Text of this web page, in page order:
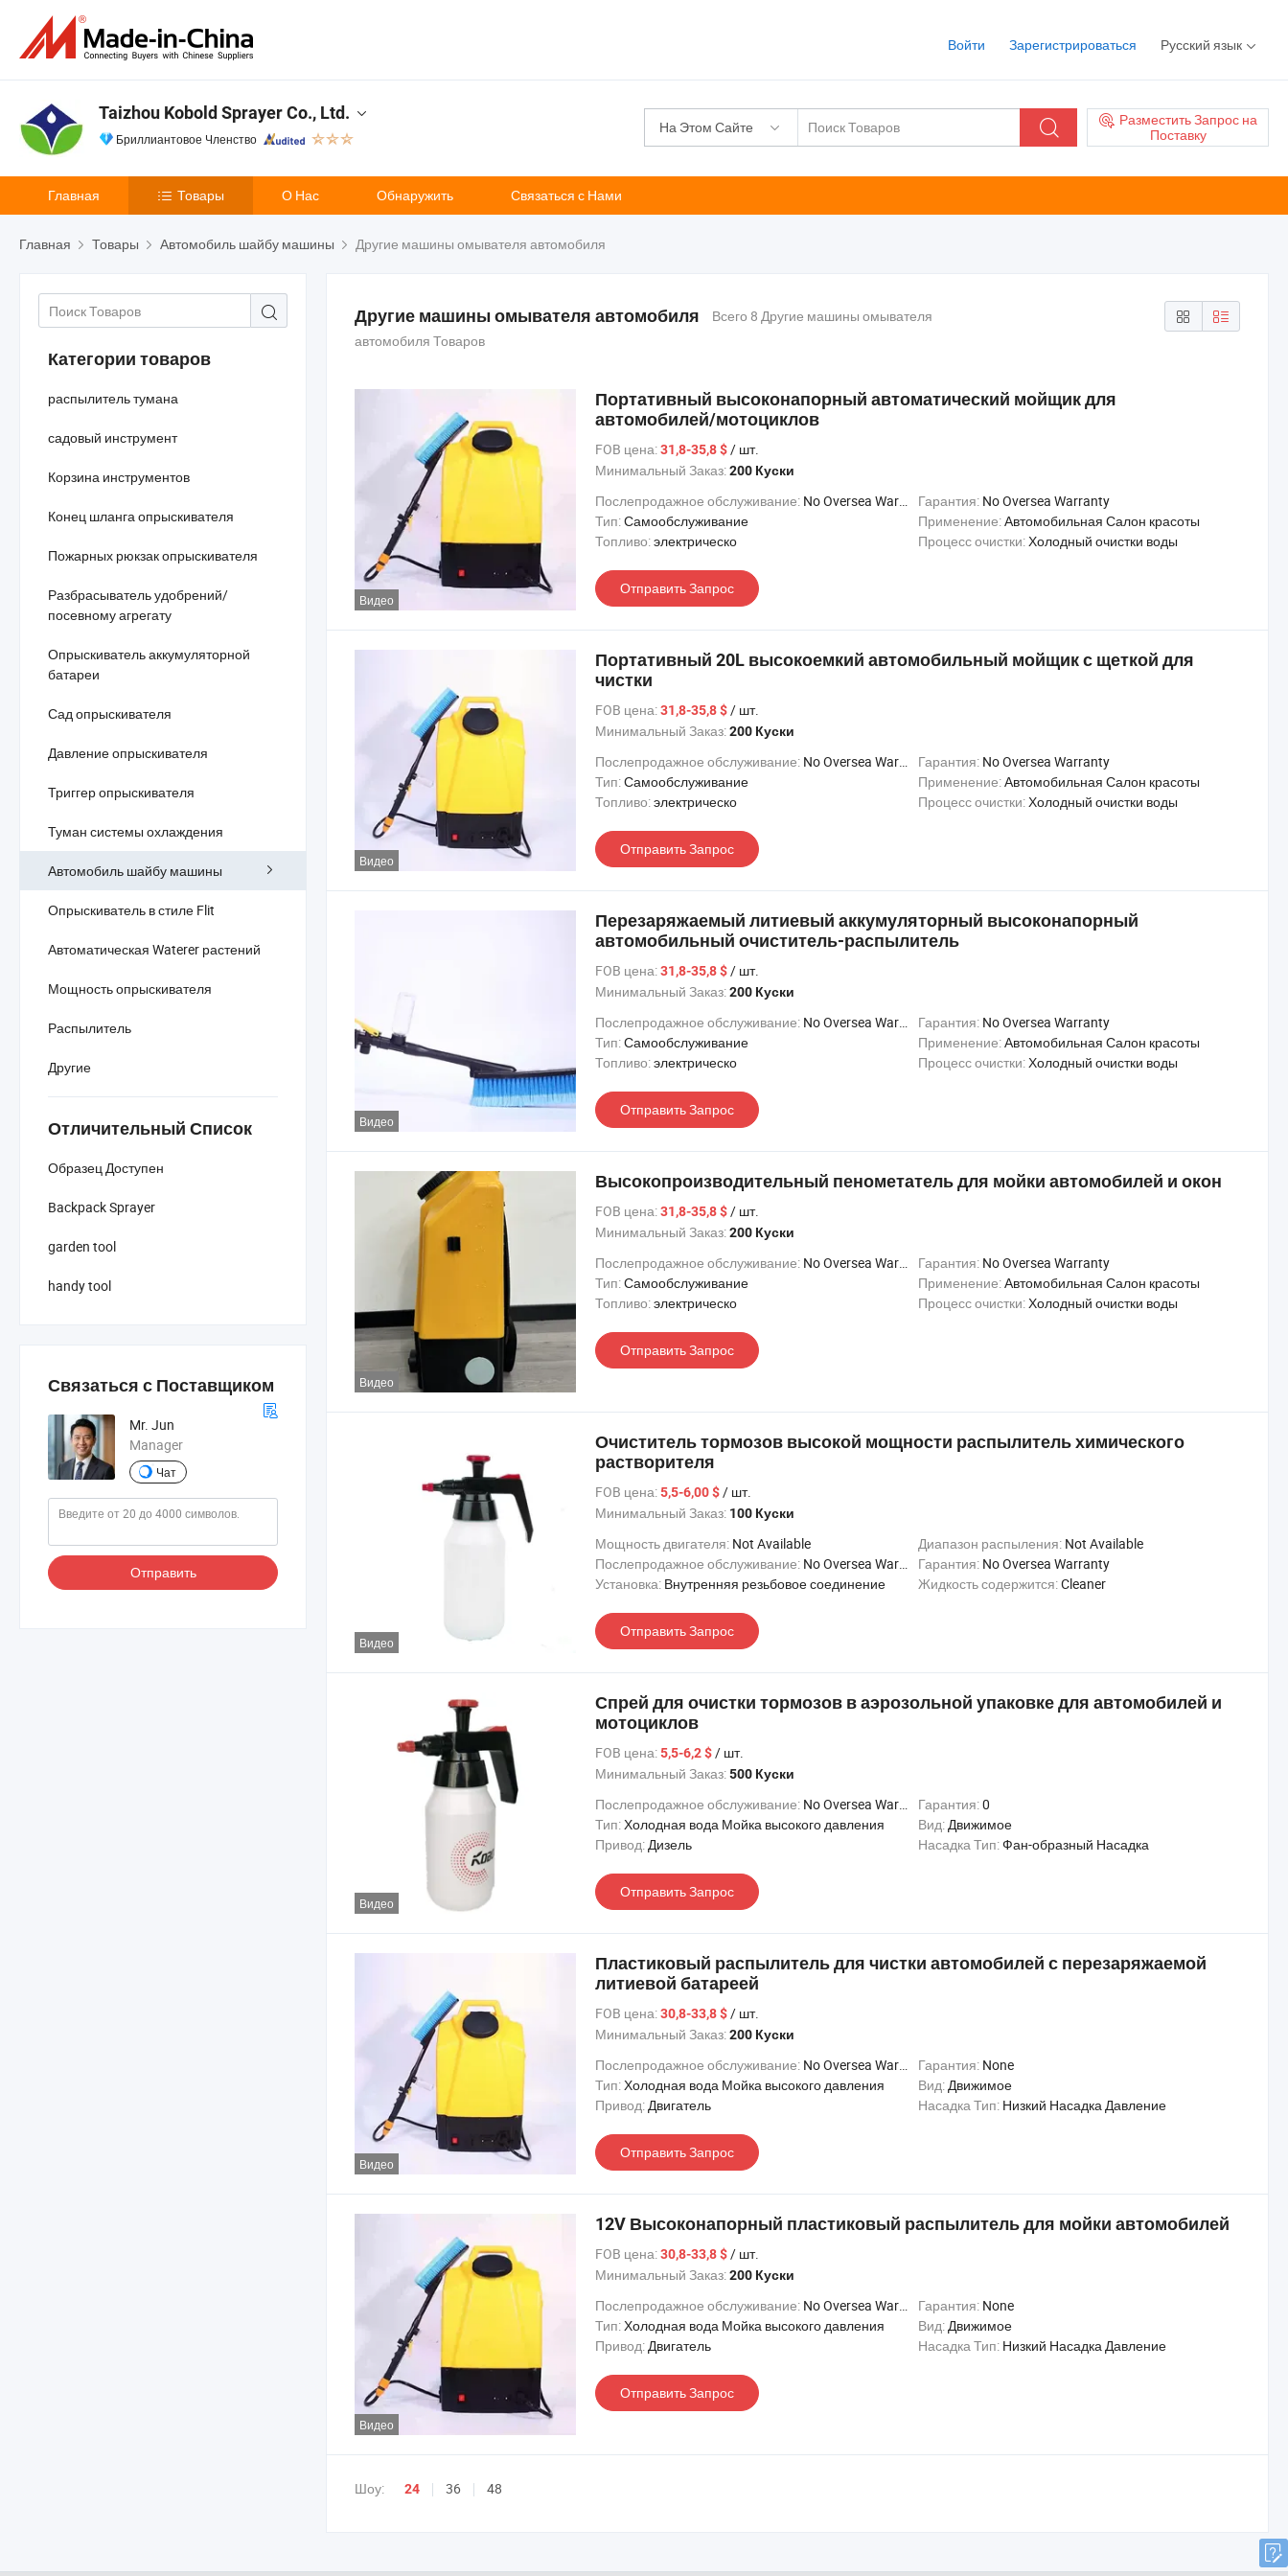
Войти Зарегистрироваться Русский язык
На Этом Сайте
Разместить Запрос на
Поставку
Taizhou Kobold Sprayer Co., Ltd.
Бриллиантовое Членство
Главная Товары О Нас Обнаружить Связаться с Нами
Главная Товары Автомобиль шайбу машины Другие машины омывателя автомобиля
Категории товаров
распылитель тумана
садовый инструмент
Корзина инструментов
Конец шланга опрыскивателя
Пожарных рюкзак опрыскивателя
Разбрасыватель удобрений/
посевному агрегату
Опрыскиватель аккумуляторной
батареи
Сад опрыскивателя
Давление опрыскивателя
Триггер опрыскивателя
Туман системы охлаждения
Автомобиль шайбу машины
Опрыскиватель в стиле Flit
Автоматическая Waterer растений
Мощность опрыскивателя
Распылитель
Другие
Отличительный Список
Образец Доступен
Backpack Sprayer
garden tool
handy tool
Связаться с Поставщиком
Mr. Jun
Manager
Чат
Отправить
Другие машины омывателя автомобиля
Всего 8 Другие машины омывателя
автомобиля Товаров
Видео
Портативный высоконапорный автоматический мойщик для
автомобилей/мотоциклов
FOB цена:31,8-35,8 $ / шт.
Минимальный Заказ:200 Куски
Послепродажное обслуживание: No Oversea Warranty Гарантия: No Oversea Warranty
Тип:Самообслуживание Применение:Автомобильная Салон красоты
Топливо:электрическо Процесс очистки:Холодный очистки воды
Отправить Запрос
Видео
Портативный 20L высокоемкий автомобильный мойщик с щеткой для
чистки
FOB цена:31,8-35,8 $ / шт.
Минимальный Заказ:200 Куски
Послепродажное обслуживание: No Oversea Warranty Гарантия: No Oversea Warranty
Тип:Самообслуживание Применение:Автомобильная Салон красоты
Топливо:электрическо Процесс очистки:Холодный очистки воды
Отправить Запрос
Видео
Перезаряжаемый литиевый аккумуляторный высоконапорный
автомобильный очиститель-распылитель
FOB цена:31,8-35,8 $ / шт.
Минимальный Заказ:200 Куски
Послепродажное обслуживание: No Oversea Warranty Гарантия: No Oversea Warranty
Тип:Самообслуживание Применение:Автомобильная Салон красоты
Топливо:электрическо Процесс очистки:Холодный очистки воды
Отправить Запрос
Видео
Высокопроизводительный пенометатель для мойки автомобилей и окон
FOB цена:31,8-35,8 $ / шт.
Минимальный Заказ:200 Куски
Послепродажное обслуживание: No Oversea Warranty Гарантия: No Oversea Warranty
Тип:Самообслуживание Применение:Автомобильная Салон красоты
Топливо:электрическо Процесс очистки:Холодный очистки воды
Отправить Запрос
Видео
Очиститель тормозов высокой мощности распылитель химического
растворителя
FOB цена:5,5-6,00 $ / шт.
Минимальный Заказ: 100 Куски
Мощность двигателя: Not Available Диапазон распыления: Not Available
Послепродажное обслуживание: No Oversea Warranty Гарантия: No Oversea Warranty
Установка: Внутренняя резьбовое соединение Жидкость содержится:Cleaner
Отправить Запрос
Видео
Спрей для очистки тормозов в аэрозольной упаковке для автомобилей и
мотоциклов
FOB цена:5,5-6,2 $ / шт.
Минимальный Заказ:500 Куски
Послепродажное обслуживание: No Oversea Warranty Гарантия:0
Тип:Холодная вода Мойка высокого давления Вид: Движимое
Привод: Дизель Насадка Тип:Фан-образный Насадка
Отправить Запрос
Видео
Пластиковый распылитель для чистки автомобилей с перезаряжаемой
литиевой батареей
FOB цена:30,8-33,8 $ / шт.
Минимальный Заказ:200 Куски
Послепродажное обслуживание: No Oversea Warranty Гарантия: None
Тип:Холодная вода Мойка высокого давления Вид: Движимое
Привод: Двигатель Насадка Тип: Низкий Насадка Давление
Отправить Запрос
Видео
12V Высоконапорный пластиковый распылитель для мойки автомобилей
FOB цена:30,8-33,8 $ / шт.
Минимальный Заказ:200 Куски
Послепродажное обслуживание: No Oversea Warranty Гарантия: None
Тип:Холодная вода Мойка высокого давления Вид: Движимое
Привод: Двигатель Насадка Тип: Низкий Насадка Давление
Отправить Запрос
Шоу: 24 36 48